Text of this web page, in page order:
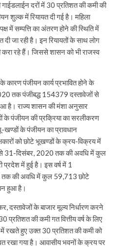
गाईडलाईन दरों में 30 प्रतिशत की कमी की
शुल्क में रियायत दी गई है। महिला
में सम्पत्ति का अंतरण होने की स्थिति में
जा रही है। इन रियायतों के साथ लोग
करा रहे हैं। जिससे शासन को भी राजस्व
कारण पंजीयन कार्य प्रभावित होने के
तक पंजीबद्ध 154379 दस्तावेजों से
है। राज्य शासन की मंशा अनुसार
के पंजीयन की प्रक्रिया का सरलीकरण
के पंजीयन का प्रावधान
को छोटे भूखण्डों के क्रय-विक्रय में
31-दिसंबर, 2020 तक की अवधि में कुल
में हुई है। इस वर्ष में 1
की अवधि में कुल 59,713 छोटे
हुआ है।
दस्तावेजों के बाजार मूल्य निर्धारण करने
प्रतिशत की कमी गत वित्तीय वर्ष के लिए
रखते हुए उक्त 30 प्रतिशत की कमी को
रखा गया है। आवासीय भवनों के क्रय पर